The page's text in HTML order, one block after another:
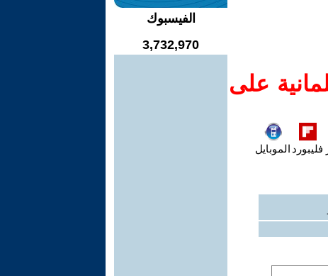
على
فليبورد الموبايل
الفيسبوك
3,732,970